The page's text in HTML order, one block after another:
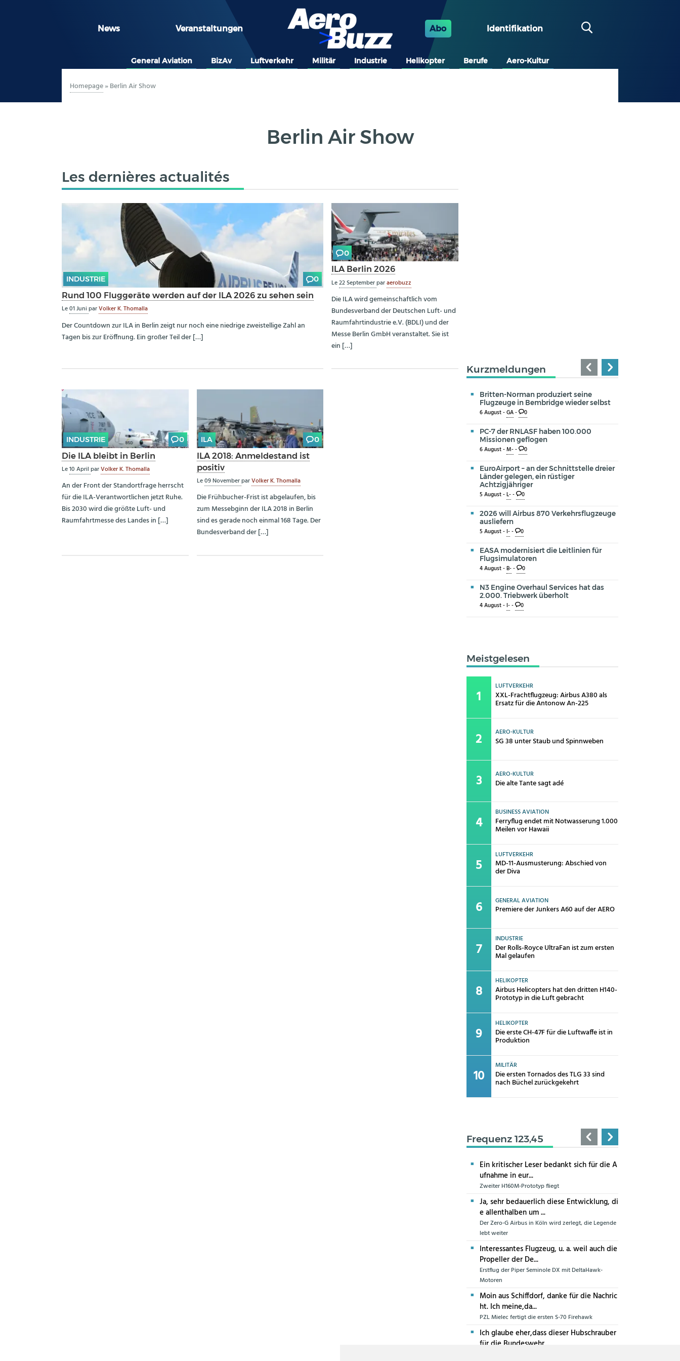
News Veranstaltungen Abo Identifikation
General Aviation BizAv Luftverkehr Militär Industrie Helikopter Berufe Aero-Kultur
Homepage»Berlin Air Show
Berlin Air Show
Les dernières actualités
INDUSTRIE 0
Rund 100 Fluggeräte werden auf der ILA 2026 zu sehen sein
Le01 Juni parVolker K. Thomalla
Der Countdown zur ILA in Berlin zeigt nur noch eine niedrige zweistellige Zahl an
Tagen bis zur Eröffnung. Ein großer Teil der […]
0
ILA Berlin 2026
Le22 Septemberparaerobuzz
Die ILA wird gemeinschaftlich vom
Bundesverband der Deutschen Luft- und
Raumfahrtindustrie e.V. (BDLI) und der
Messe Berlin GmbH veranstaltet. Sie ist
ein […]
INDUSTRIE 0
Die ILA bleibt in Berlin
Le10 April parVolker K. Thomalla
An der Front der Standortfrage herrscht
für die ILA-Verantwortlichen jetzt Ruhe.
Bis 2030 wird die größte Luft- und
Raumfahrtmesse des Landes in […]
ILA 0
ILA 2018: Anmeldestand ist
positiv
Le09 NovemberparVolker K. Thomalla
Die Frühbucher-Frist ist abgelaufen, bis
zum Messebginn der ILA 2018 in Berlin
sind es gerade noch einmal 168 Tage. Der
Bundesverband der […]
Kurzmeldungen
Britten-Norman produziert seine
Flugzeuge in Bembridge wieder selbst
6 August -GA- 0
PC-7 der RNLASF haben 100.000
Missionen geflogen
6 August -M-- 0
EuroAirport – an der Schnittstelle dreier
Länder gelegen, ein rüstiger
Achtzigjähriger
5 August -L-- 0
2026 will Airbus 870 Verkehrsflugzeuge
ausliefern
5 August -I-- 0
EASA modernisiert die Leitlinien für
Flugsimulatoren
4 August -B-- 0
N3 Engine Overhaul Services hat das
2.000. Triebwerk überholt
4 August -I-- 0
Meistgelesen
LUFTVERKEHR
XXL-Frachtflugzeug: Airbus A380 als
Ersatz für die Antonow An-225
AERO-KULTUR
SG 38 unter Staub und Spinnweben
AERO-KULTUR
Die alte Tante sagt adé
BUSINESS AVIATION
Ferryflug endet mit Notwasserung 1.000
Meilen vor Hawaii
LUFTVERKEHR
MD-11-Ausmusterung: Abschied von
der Diva
GENERAL AVIATION
Premiere der Junkers A60 auf der AERO
INDUSTRIE
Der Rolls-Royce UltraFan ist zum ersten
Mal gelaufen
HELIKOPTER
Airbus Helicopters hat den dritten H140-
Prototyp in die Luft gebracht
HELIKOPTER
Die erste CH-47F für die Luftwaffe ist in
Produktion
MILITÄR
Die ersten Tornados des TLG 33 sind
nach Büchel zurückgekehrt
Frequenz 123,45
Ein kritischer Leser bedankt sich für die A
ufnahme in eur...
Zweiter H160M-Prototyp fliegt
Ja, sehr bedauerlich diese Entwicklung, di
e allenthalben um ...
Der Zero-G Airbus in Köln wird zerlegt, die Legende
lebt weiter
Interessantes Flugzeug, u. a. weil auch die
Propeller der De...
Erstflug der Piper Seminole DX mit DeltaHawk-
Motoren
Moin aus Schiffdorf, danke für die Nachric
ht. Ich meine,da...
PZL Mielec fertigt die ersten S-70 Firehawk
Ich glaube eher,dass dieser Hubschrauber
für die Bundeswehr...